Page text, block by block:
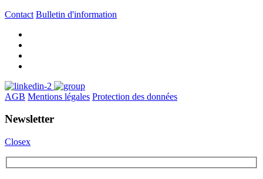
Contact Bulletin d'information
AGB Mentions légales Protection des données
Newsletter
Closex